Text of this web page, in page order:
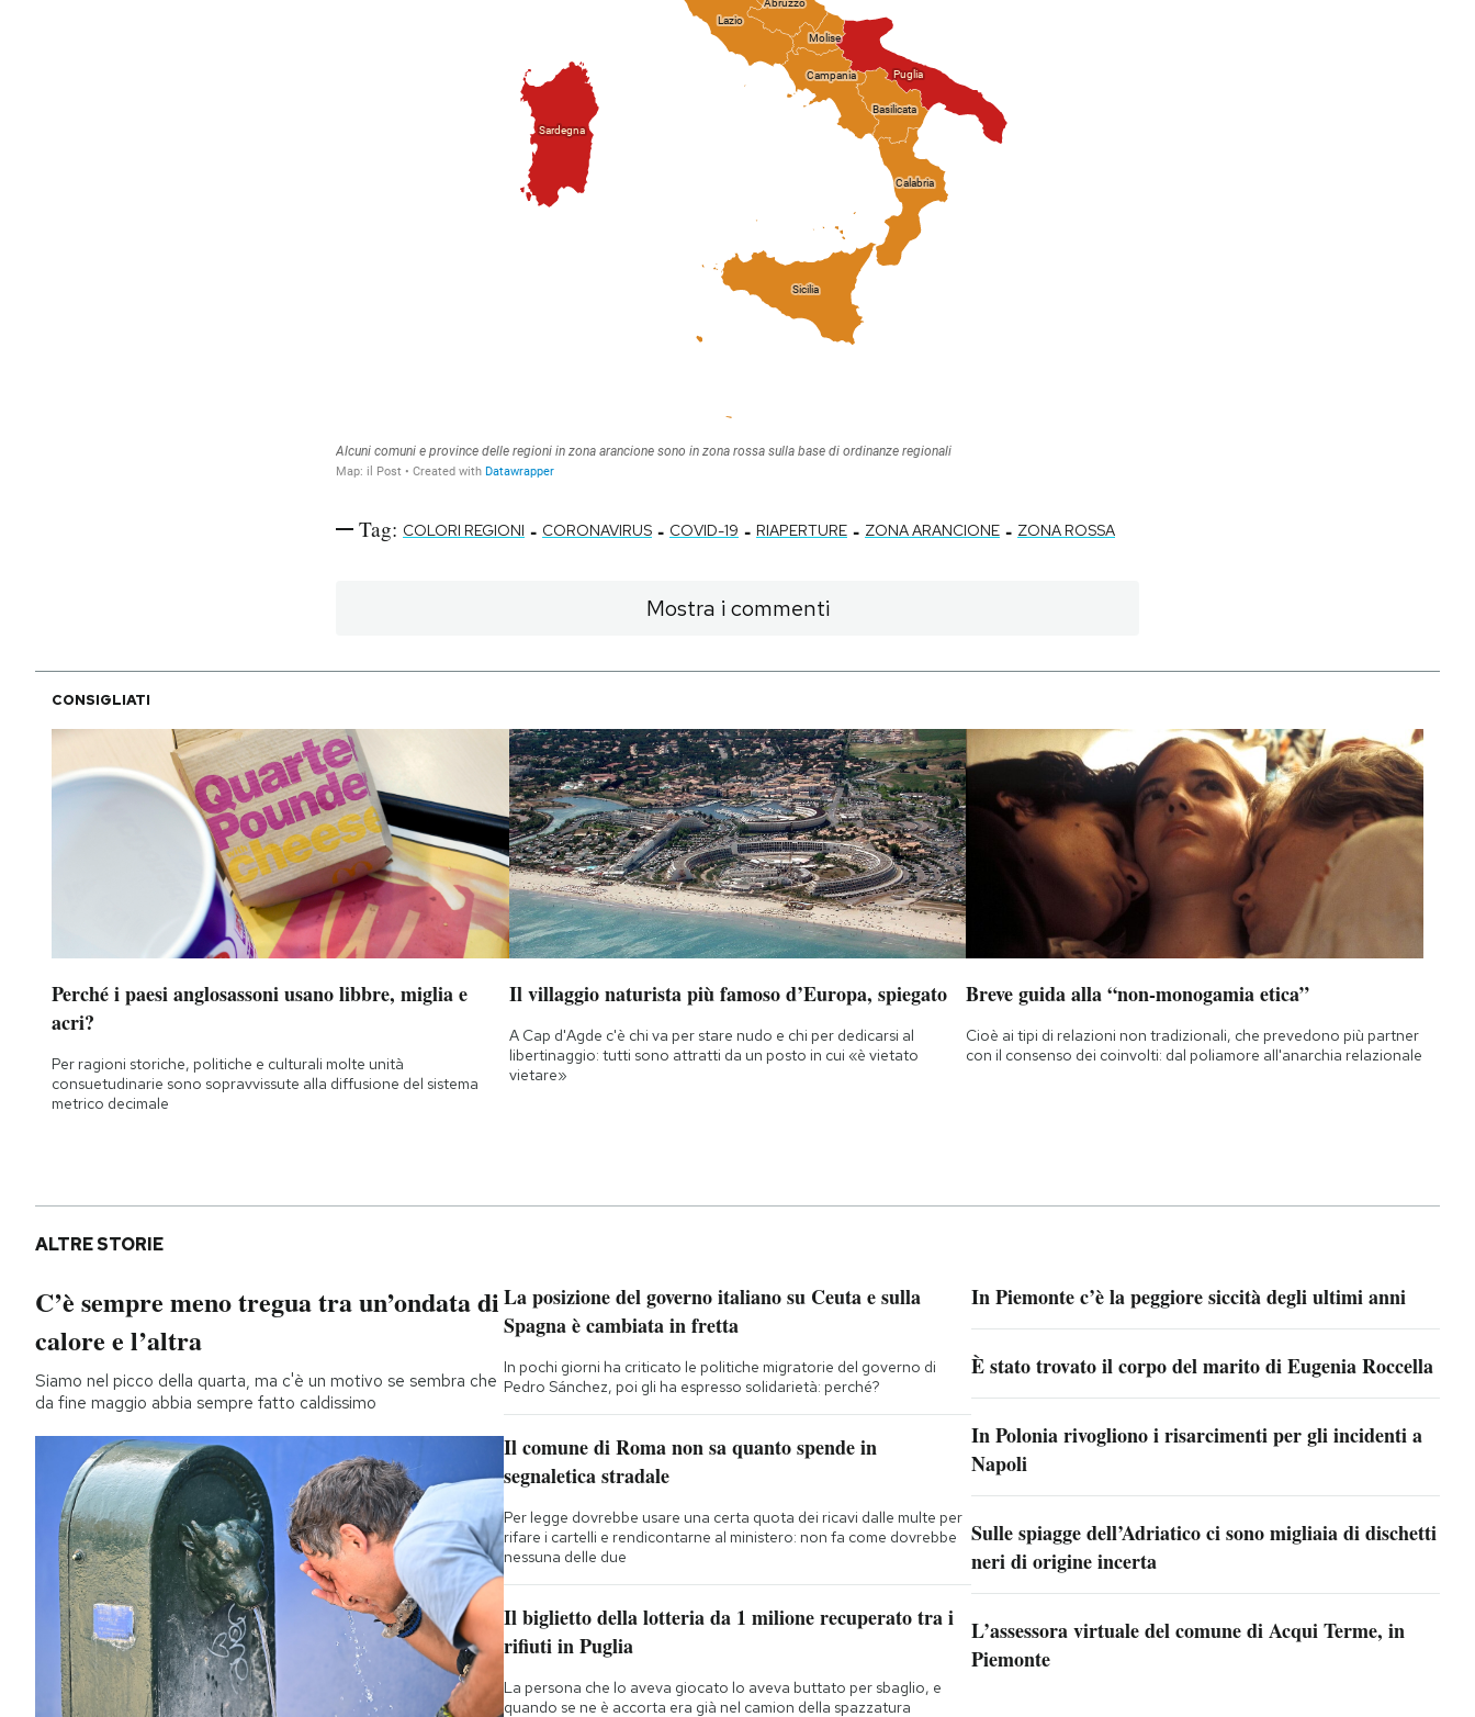
Tag: COLORI REGIONI - CORONAVIRUS - COVID-19 - RIAPERTURE - ZONA ARANCIONE - ZONA ROSSA
Mostra i commenti
CONSIGLIATI
Perché i paesi anglosassoni usano libbre, miglia e
acri?
Per ragioni storiche, politiche e culturali molte unità
consuetudinarie sono sopravvissute alla diffusione del sistema
metrico decimale
Il villaggio naturista più famoso d’Europa, spiegato
A Cap d'Agde c'è chi va per stare nudo e chi per dedicarsi al
libertinaggio: tutti sono attratti da un posto in cui «è vietato
vietare»
Breve guida alla “non-monogamia etica”
Cioè ai tipi di relazioni non tradizionali, che prevedono più partner
con il consenso dei coinvolti: dal poliamore all'anarchia relazionale
ALTRE STORIE
C’è sempre meno tregua tra un’ondata di
calore e l’altra
Siamo nel picco della quarta, ma c'è un motivo se sembra che
da fine maggio abbia sempre fatto caldissimo
La posizione del governo italiano su Ceuta e sulla
Spagna è cambiata in fretta
In pochi giorni ha criticato le politiche migratorie del governo di
Pedro Sánchez, poi gli ha espresso solidarietà: perché?
Il comune di Roma non sa quanto spende in
segnaletica stradale
Per legge dovrebbe usare una certa quota dei ricavi dalle multe per
rifare i cartelli e rendicontarne al ministero: non fa come dovrebbe
nessuna delle due
Il biglietto della lotteria da 1 milione recuperato tra i
rifiuti in Puglia
La persona che lo aveva giocato lo aveva buttato per sbaglio, e
quando se ne è accorta era già nel camion della spazzatura
In Piemonte c’è la peggiore siccità degli ultimi anni
È stato trovato il corpo del marito di Eugenia Roccella
In Polonia rivogliono i risarcimenti per gli incidenti a
Napoli
Sulle spiagge dell’Adriatico ci sono migliaia di dischetti
neri di origine incerta
L’assessora virtuale del comune di Acqui Terme, in
Piemonte